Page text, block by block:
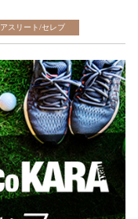
アスリート/セレブ